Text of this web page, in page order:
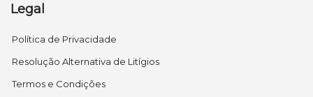
Legal
Política de Privacidade
Resolução Alternativa de Litígios
Termos e Condições